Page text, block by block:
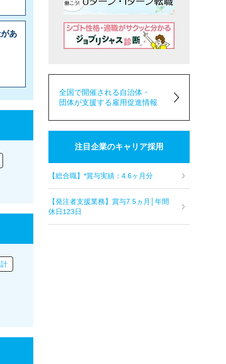
あ
全国で開催される自治体・
団体が支援する雇用促進情報
注目企業のキャリア採用
【総合職】*賞与実績：4.6ヶ月分
【発注者支援業務】賞与7.5ヵ月│年間
休日123日